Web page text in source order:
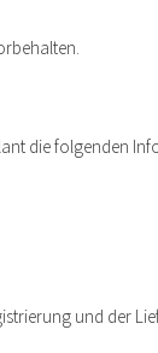
die folgenden
und der